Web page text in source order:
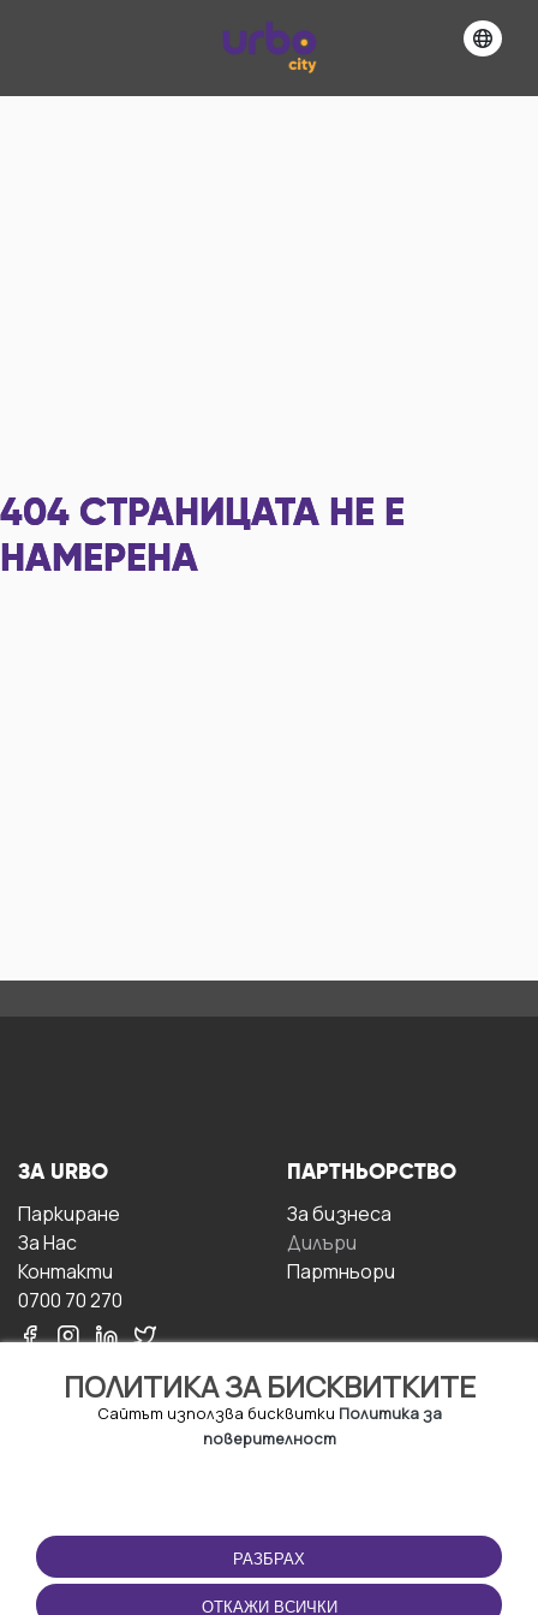
404 СТРАНИЦАТА НЕ Е
НАМЕРЕНА
ПОЛИТИКА ЗА БИСКВИТКИТЕ
Сайтът използва бисквитки Политика за
поверителност
РАЗБРАХ
ОТКАЖИ ВСИЧКИ
ЗА URBO
Паркиране
За Hас
Контакти
0700 70 270
ПАРТНЬОРСТВО
За бизнесa
Дилъри
Партньори
ПОЛЗВАНЕ
Правила и условия за
ползване
ПРИЛОЖЕНИЕТО